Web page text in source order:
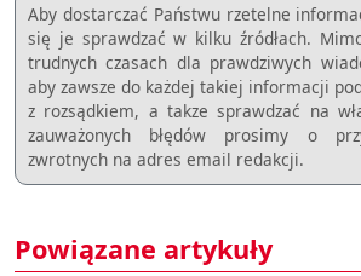
Aby dostarczać Państwu rzetelne
się je sprawdzać w kilku źródłach.
trudnych czasach dla prawdziwych
aby zawsze do każdej takiej informacji
z rozsądkiem, a takze sprawdzać na
zauważonych błędów prosimy o
zwrotnych na adres email redakcji.
Powiązane artykuły